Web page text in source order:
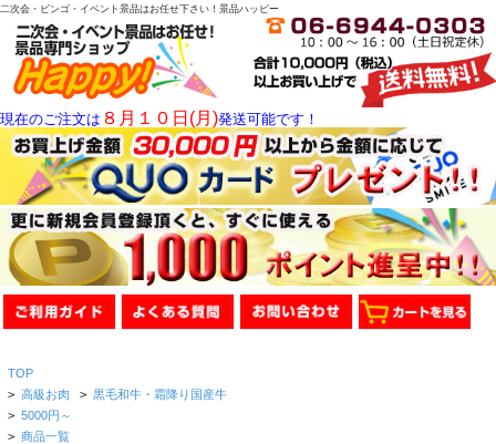
二次会・ビンゴ・イベント景品はお任せ下さい！景品ハッピー
現在のご注文は ８月１０日(月)発送可能です！
TOP
> 高級お肉 > 黒毛和牛・霜降り国産牛
> 5000円～
> 商品一覧